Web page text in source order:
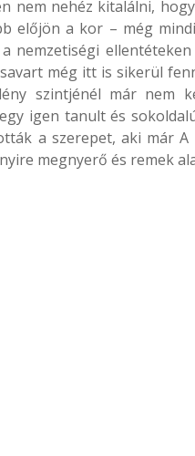
nem nehéz kitalálni,
előjön a kor – még
nemzetiségi
még itt is sikerül
szintjénél már nem
igen tanult és
a szerepet, aki már A
megnyerő és remek